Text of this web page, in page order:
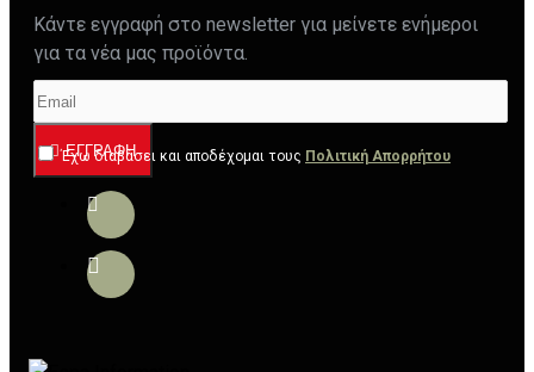
Κάντε εγγραφή στο newsletter για μείνετε ενήμεροι
για τα νέα μας προϊόντα.
ΕΓΓΡΑΦΉ
Έχω διαβάσει και αποδέχομαι τους Πολιτική Απορρήτου